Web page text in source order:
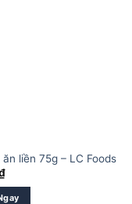
ăn liền 75g – LC Foods